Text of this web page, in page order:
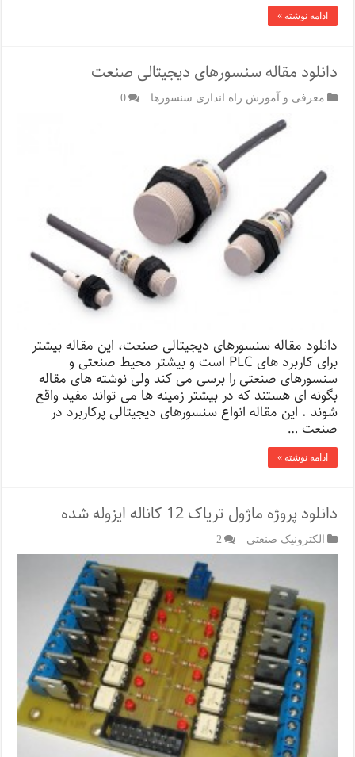
ادامه نوشته »
دانلود مقاله سنسورهای دیجیتالی صنعت
معرفی و آموزش راه اندازی سنسورها 0
دانلود مقاله سنسورهای دیجیتالی صنعت، این مقاله بیشتر
برای کاربرد های PLC است و بیشتر محیط صنعتی و
سنسورهای صنعتی را برسی می کند ولی نوشته های مقاله
بگونه ای هستند که در بیشتر زمینه ها می تواند مفید واقع
شوند . این مقاله انواع سنسورهای دیجیتالی پرکاربرد در
صنعت …
ادامه نوشته »
دانلود پروژه ماژول تریاک 12 کاناله ایزوله شده
الکترونیک صنعتی 2